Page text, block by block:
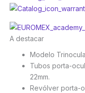
A destacar
Modelo
Tubos porta-
22mm.
Revólver porta-